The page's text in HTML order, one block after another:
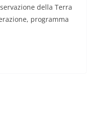
della Terra
programma